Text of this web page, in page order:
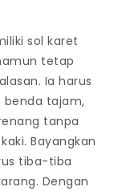
sol karet
tetap
Ia harus
benda tajam,
tanpa
Bayangkan
tiba-tiba
Dengan